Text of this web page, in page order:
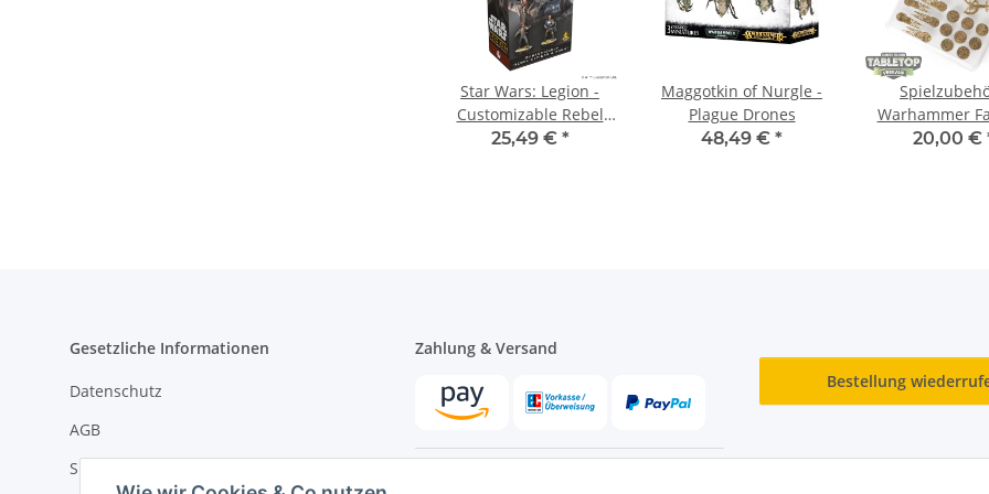
Star Wars: Legion -
Customizable Rebel
Officer & Agent -
25,49 € *
Maggotkin of Nurgle -
Plague Drones
48,49 € *
Warhammer
Counter
20,00 €
Gesetzliche Informationen
Datenschutz
AGB
Sitemap
Zahlung & Versand
Bestellung